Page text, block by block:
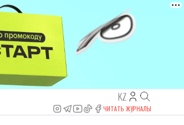
KZ
ЧИТАТЬ ЖУРНАЛЫ